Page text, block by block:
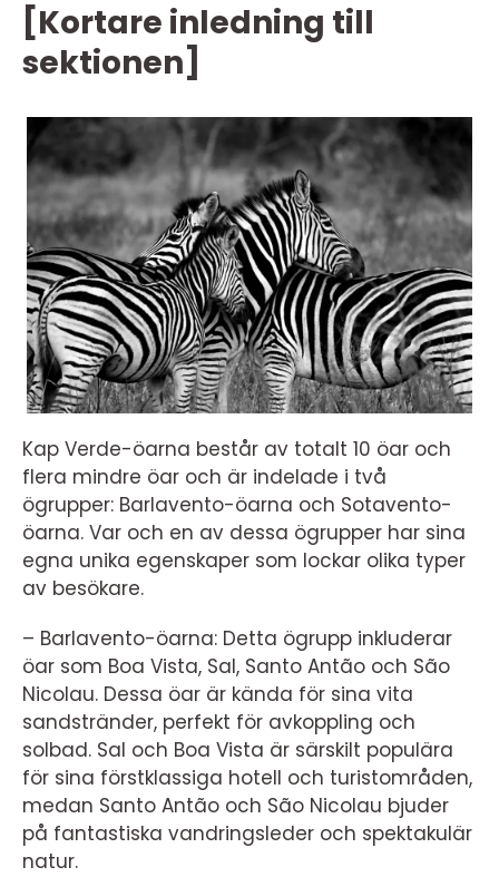
[Kortare inledning till
sektionen]
Kap Verde-öarna består av totalt 10 öar och
flera mindre öar och är indelade i två
ögrupper: Barlavento-öarna och Sotavento-
öarna. Var och en av dessa ögrupper har sina
egna unika egenskaper som lockar olika typer
av besökare.
– Barlavento-öarna: Detta ögrupp inkluderar
öar som Boa Vista, Sal, Santo Antão och São
Nicolau. Dessa öar är kända för sina vita
sandstränder, perfekt för avkoppling och
solbad. Sal och Boa Vista är särskilt populära
för sina förstklassiga hotell och turistområden,
medan Santo Antão och São Nicolau bjuder
på fantastiska vandringsleder och spektakulär
natur.